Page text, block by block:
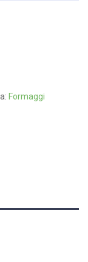
Formaggi